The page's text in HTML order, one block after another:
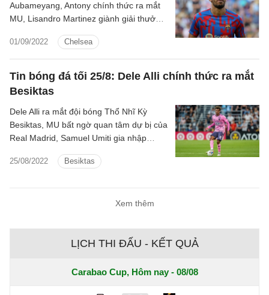
01/09/2022 Chelsea
Aubameyang, Antony chính thức ra mắt
MU, Lisandro Martinez giành giải thưởng
tối 1/9.
Tin bóng đá tối 25/8: Dele Alli chính thức ra mắt
Besiktas
25/08/2022 Besiktas
Dele Alli ra mắt đội bóng Thổ Nhĩ Kỳ
Besiktas, MU bất ngờ quan tâm dự bị của
Real Madrid, Samuel Umiti gia nhập
Xem thêm
LỊCH THI ĐẤU - KẾT QUẢ
Carabao Cup, Hôm nay - 08/08